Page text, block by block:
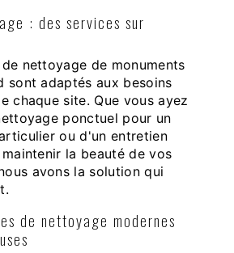
: des services sur
nettoyage de monuments
sont adaptés aux besoins
chaque site. Que vous ayez
ponctuel pour un
ou d'un entretien
la beauté de vos
avons la solution qui
de nettoyage modernes